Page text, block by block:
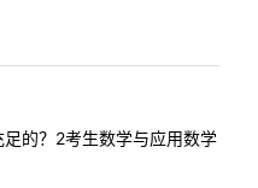
的？2考生数学与应用数学